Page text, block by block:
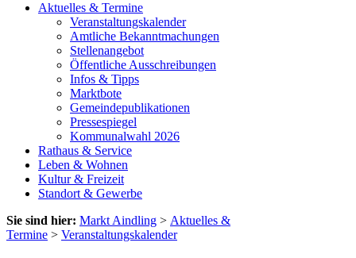
Aktuelles & Termine
Veranstaltungskalender
Amtliche Bekanntmachungen
Stellenangebot
Öffentliche Ausschreibungen
Infos & Tipps
Marktbote
Gemeindepublikationen
Pressespiegel
Kommunalwahl 2026
Rathaus & Service
Leben & Wohnen
Kultur & Freizeit
Standort & Gewerbe
Sie sind hier: Markt Aindling > Aktuelles &
Termine > Veranstaltungskalender